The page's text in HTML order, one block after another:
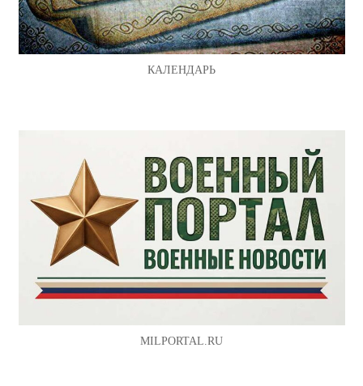
КАЛЕНДАРЬ
MILPORTAL.RU